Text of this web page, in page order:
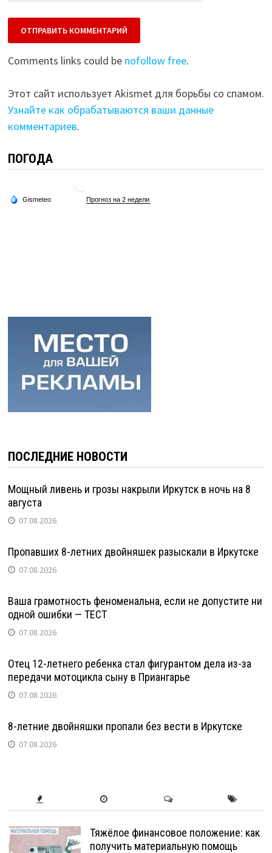
Comments links could be nofollow free.
Этот сайт использует Akismet для борьбы со спамом.
Узнайте как обрабатываются ваши данные
комментариев.
ПОГОДА
ПОСЛЕДНИЕ НОВОСТИ
Мощный ливень и грозы накрыли Иркутск в ночь на 8
августа
07.08.2026
Пропавших 8-летних двойняшек разыскали в Иркутске
07.08.2026
Ваша грамотность феноменальна, если не допустите ни
одной ошибки — ТЕСТ
07.08.2026
Отец 12-летнего ребенка стал фигурантом дела из-за
передачи мотоцикла сыну в Приангарье
07.08.2026
8-летние двойняшки пропали без вести в Иркутске
07.08.2026
Тяжёлое финансовое положение: как
получить материальную помощь